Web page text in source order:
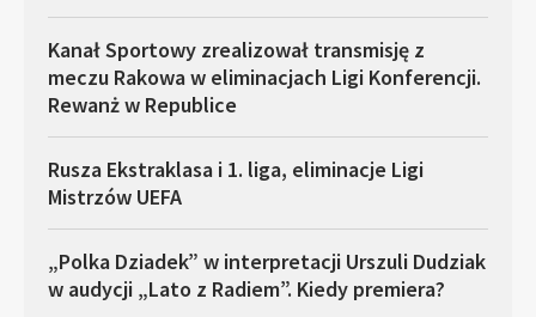
Kanał Sportowy zrealizował transmisję z
meczu Rakowa w eliminacjach Ligi Konferencji.
Rewanż w Republice
Rusza Ekstraklasa i 1. liga, eliminacje Ligi
Mistrzów UEFA
„Polka Dziadek” w interpretacji Urszuli Dudziak
w audycji „Lato z Radiem”. Kiedy premiera?